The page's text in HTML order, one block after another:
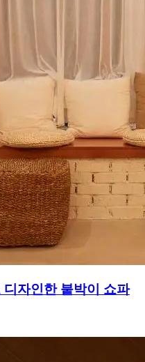
자인한 붙박이 쇼파